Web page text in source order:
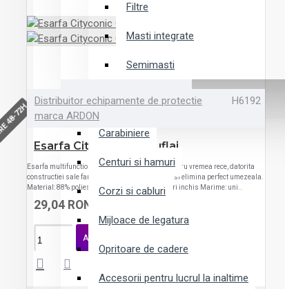
Filtre
Masti integrate
Semimasti
LUCRU LA ÎNĂLȚIME
Carabiniere
Centuri si hamuri
Corzi si cabluri
Mijloace de legatura
Opritoare de cadere
Accesorii pentru lucrul la inaltime
72H
Distribuitor echipamente de protectie
marca ARDON
H6192
Esarfa Cityconic Camuflaj
Esarfa multifunctionala Ardon ADEX Potrivit pentru vremea rece, datorita
constructiei sale fara cusaturi, se usuca rapid si elimina perfect umezeala.
Material: 88% poliester, 12% elastan Culoare: gri inchis Marime: uni..
29,04 RON
ADAUGĂ ÎN COŞ